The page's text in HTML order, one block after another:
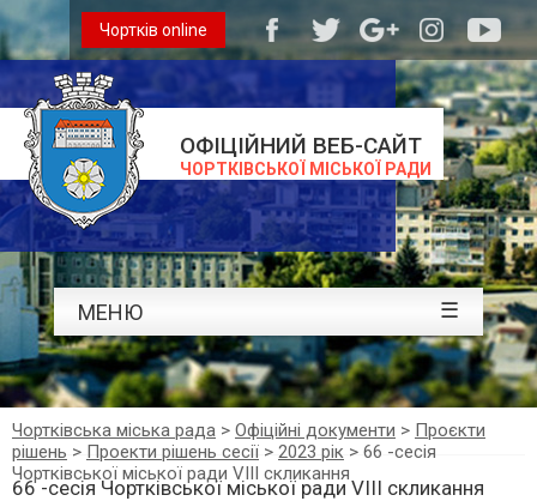
ОФІЦІЙНИЙ ВЕБ-САЙТ
ЧОРТКІВСЬКОЇ МІСЬКОЇ РАДИ
Чортків online
МЕНЮ ☰
Чортківська міська рада > Офіційні документи > Проєкти
рішень > Проекти рішень сесії > 2023 рік > 66 -сесія
Чортківської міської ради VIII скликання
66 -сесія Чортківської міської ради VIII скликання